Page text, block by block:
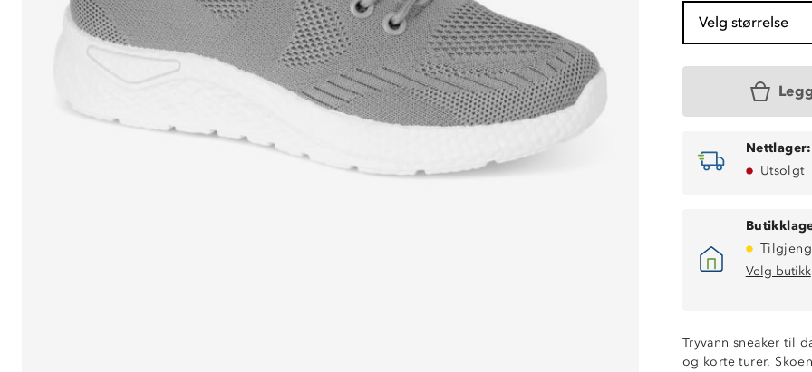
Velg størrelse
Nettlager:
Utsolgt
Velg butikk
Tryvann sneaker til
og korte turer.